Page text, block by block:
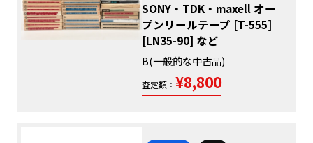
SONY・TDK・maxell オー
プンリールテープ [T-555]
[LN35-90] など
B(一般的な中古品)
査定額： ¥8,800